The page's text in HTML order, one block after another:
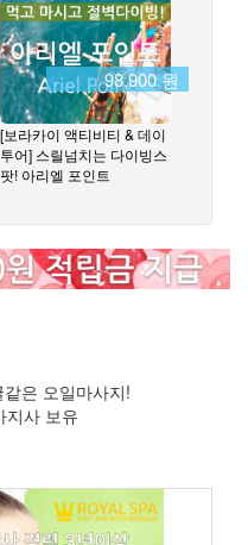
98,900 원
[보라카이 액티비티 & 데이
투어] 스릴넘치는 다이빙스
팟! 아리엘 포인트
은 오일마사지!
지사 보유